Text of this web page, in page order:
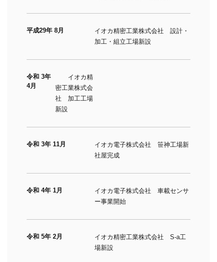
平成29年 8月
イオカ精密工業株式会社 設計・
加工・組立工場新設
令和 3年
4月
イオカ精
密工業株式会
社 加工工場
新設
令和 3年 11月
イオカ電子株式会社 笹神工場新
社屋完成
令和 4年 1月
イオカ電子株式会社 車載センサ
ー事業開始
令和 5年 2月
イオカ精密工業株式会社 S-a工
場新設